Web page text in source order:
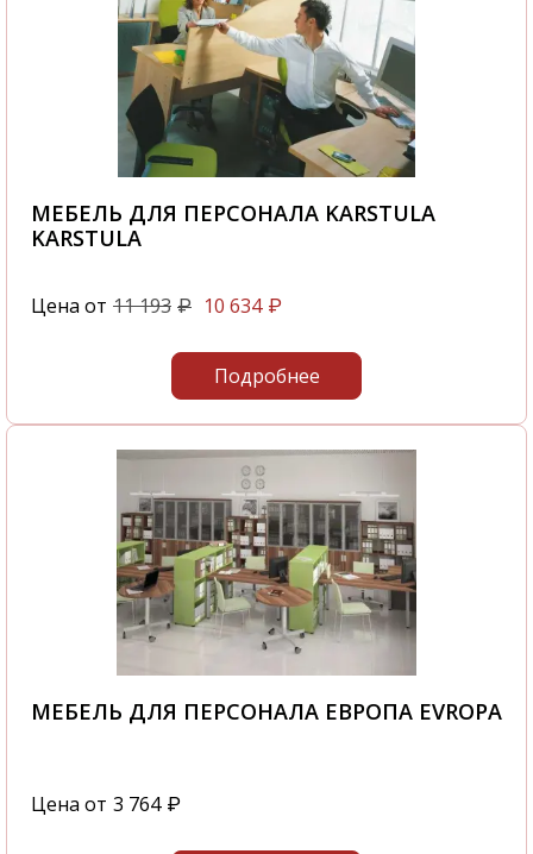
МЕБЕЛЬ ДЛЯ ПЕРСОНАЛА KARSTULA
KARSTULA
Цена от 11 193 ₽ 10 634 ₽
Подробнее
МЕБЕЛЬ ДЛЯ ПЕРСОНАЛА ЕВРОПА EVROPA
Цена от 3 764 ₽